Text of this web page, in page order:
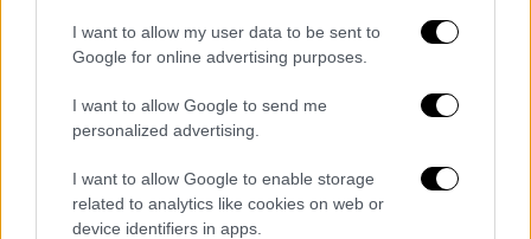
I want to allow my user data to be sent to
Google for online advertising purposes.
I want to allow Google to send me
personalized advertising.
I want to allow Google to enable storage
related to analytics like cookies on web or
device identifiers in apps.
Σύμφωνα με το Politico και άλλα αμερικανικά
μέσα ενημέρωσης, η διακοπή αφορά τα
συστήματα αντιαεροπορικής άμυνας Patriot,
τους πυραύλους Hellfire.Η ανακοίνωση
προκάλεσε ανησυχία στις ουκρανικές